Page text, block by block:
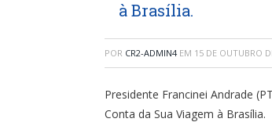
à Brasília.
POR CR2-ADMIN4 EM 15 DE OUTUBRO
Presidente Francinei Andrade
Conta da Sua Viagem à Brasília.